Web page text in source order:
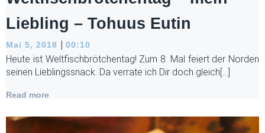
Liebling – Tohuus Eutin
Mai 5, 2018 | 00:10
Heute ist Weltfischbrötchentag! Zum 8. Mal feiert der Norden
seinen Lieblingssnack. Da verrate ich Dir doch gleich[…]
Read more